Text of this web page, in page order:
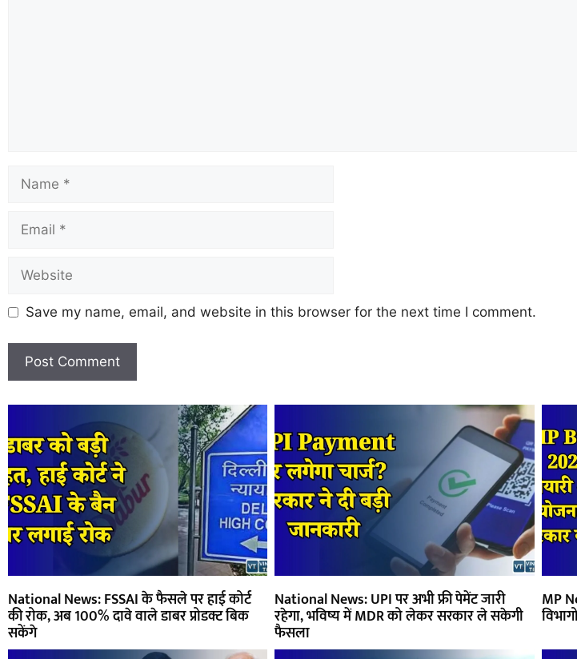
Save my name, email, and website in this browser for the next time I comment.
National News: FSSAI के फैसले पर हाई कोर्ट
की रोक, अब 100% दावे वाले डाबर प्रोडक्ट बिक
सकेंगे
National News: UPI पर अभी फ्री पेमेंट जारी
रहेगा, भविष्य में MDR को लेकर सरकार ले सकेगी
फैसला
MP